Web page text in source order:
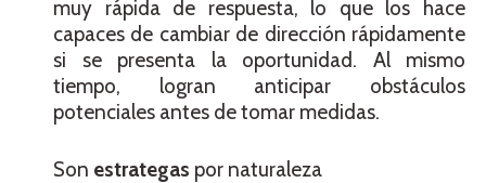
muy rápida de respuesta, lo que los hace
capaces de cambiar de dirección rápidamente
si se presenta la oportunidad. Al mismo
tiempo, logran anticipar obstáculos
potenciales antes de tomar medidas.
Son estrategas por naturaleza